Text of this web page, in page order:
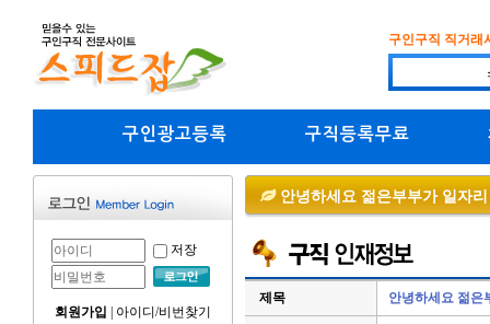
구인구직 직거래
구인광고등록 구직등록무료
저장
회원가입 아이디/비번찾기
안녕하세요 젊은부부가 일자
제목 안녕하세요 젊은